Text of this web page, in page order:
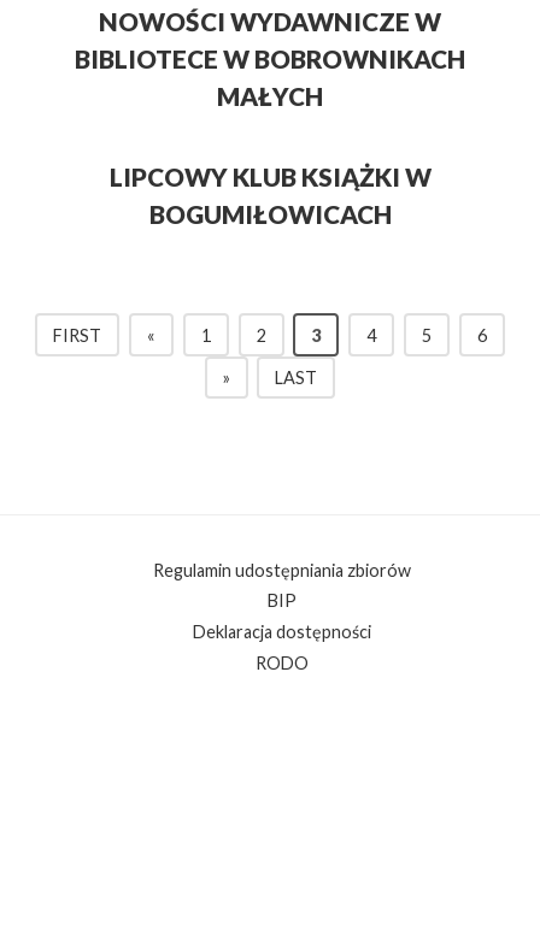
NOWOŚCI WYDAWNICZE W
BIBLIOTECE W BOBROWNIKACH
MAŁYCH
LIPCOWY KLUB KSIĄŻKI W
BOGUMIŁOWICACH
FIRST « 1 2 3 4 5 6
» LAST
Regulamin udostępniania zbiorów
BIP
Deklaracja dostępności
RODO